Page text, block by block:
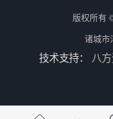
版权所有
诸城市
技术支持： 八